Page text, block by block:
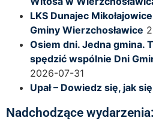
LKS Dunajec
Gminy Wierzchosławice
Osiem dni. Jedna gmina.
spędzić wspólnie Dni
2026-07-31
Upał – Dowiedz się, jak
Nadchodzące wydarzenia: